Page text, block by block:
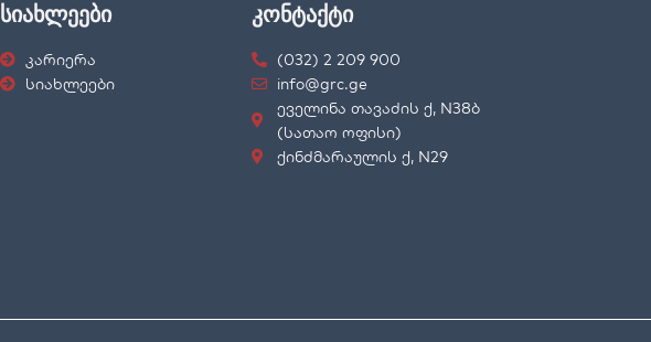
სიახლეები
კარიერა
სიახლეები
კონტაქტი
(032) 2 209 900
info@grc.ge
ეველინა თავაძის ქ, N38ბ
(სათაო ოფისი)
ქინძმარაულის ქ, N29